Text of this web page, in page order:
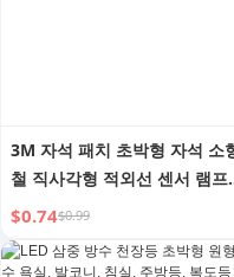
3M 자석 패치 초박형 자석 소
철 직사각형 적외선 센서 램프
리드 철 자석 디스크 얇은 철판
$0.74$0.99